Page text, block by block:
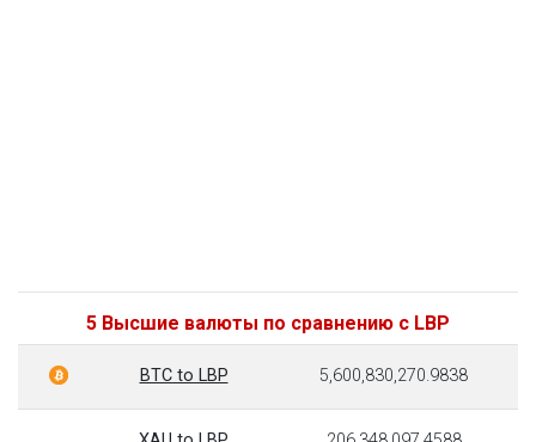
5 Высшие валюты по сравнению с LBP
BTC to LBP 5,600,830,270.9838